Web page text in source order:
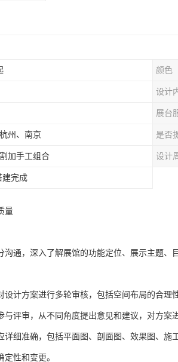
颜色
设计
展台
杭州、南京 是否
加手工组合 设计
建完成
量
沟通，深入了解展馆的功能定位、展示主题
设计方案进行多轮审核，包括空间布局的合
与评审，从不同角度提出意见和建议，对方案
详细准确，包括平面图、剖面图、效果图、施
性和变更。